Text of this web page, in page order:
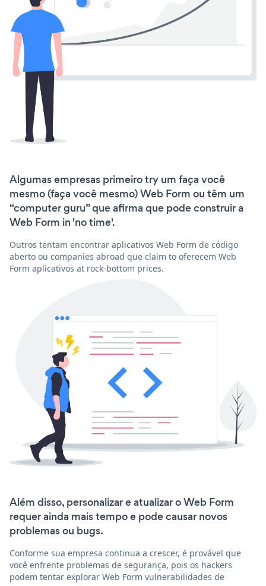
Algumas empresas primeiro try um faça você
mesmo (faça você mesmo) Web Form ou têm um
“computer guru” que afirma que pode construir a
Web Form in 'no time'.
Outros tentam encontrar aplicativos Web Form de código
aberto ou companies abroad que claim to oferecem Web
Form aplicativos at rock-bottom prices.
Além disso, personalizar e atualizar o Web Form
requer ainda mais tempo e pode causar novos
problemas ou bugs.
Conforme sua empresa continua a crescer, é provável que
você enfrente problemas de segurança, pois os hackers
podem tentar explorar Web Form vulnerabilidades de